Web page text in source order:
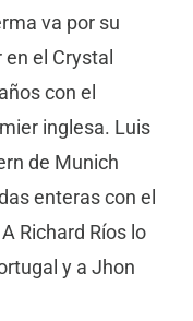
va por su
el Crystal
con el
inglesa. Luis
de Munich
enteras con el
Richard Ríos lo
y a Jhon